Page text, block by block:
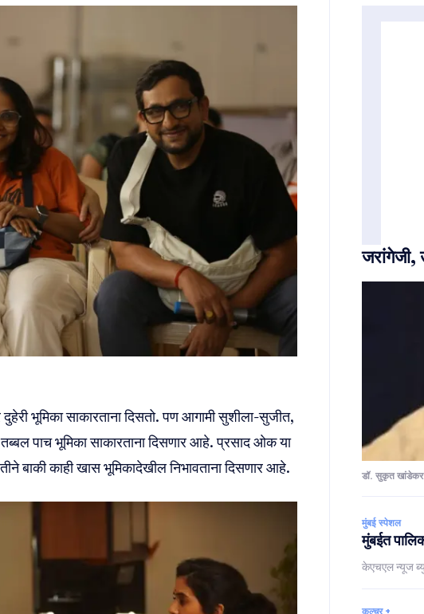
भूमिका साकारताना दिसतो. पण आगामी सुशीला-सुजीत,
पाच भूमिका साकारताना दिसणार आहे. प्रसाद ओक या
बाकी काही खास भूमिकादेखील निभावताना दिसणार आहे.
जरांगेजी,
डॉ. सुकृत खांडेकर
मुंबई स्पेशल
मुंबईत
केएचएल न्यूज
कल्चर +